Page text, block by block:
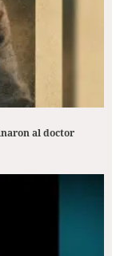
al doctor